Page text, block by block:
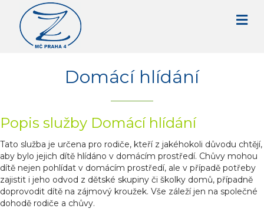
Domácí hlídání
Popis služby Domácí hlídání
Tato služba je určena pro rodiče, kteří z jakéhokoli důvodu chtějí,
aby bylo jejich dítě hlídáno v domácím prostředí. Chůvy mohou
dítě nejen pohlídat v domácím prostředí, ale v případě potřeby
zajistit i jeho odvod z dětské skupiny či školky domů, případně
doprovodit dítě na zájmový kroužek. Vše záleží jen na společné
dohodě rodiče a chůvy.